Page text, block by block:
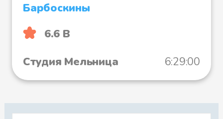
Барбоскины
6.6 B
Студия Мельница
6:29:00